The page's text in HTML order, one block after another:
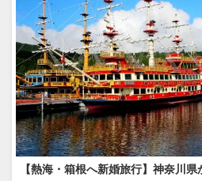
【熱海・箱根へ新婚旅行】神奈川